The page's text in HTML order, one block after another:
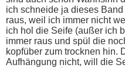
ich schneide ja dieses
raus, weil ich immer nicht
ich hol die Seife (außer ich
immer raus und spül die
kopfüber zum trocknen hin.
Aufhängung nicht, will die